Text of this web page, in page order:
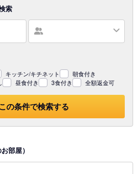
索
の条件で検索する
キッチン/キチネット
朝食付き
昼食付き 3食付き 全額返金可
部屋）